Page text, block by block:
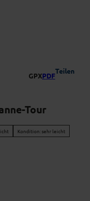
GPXPDF
Teilen
Tour
Kondition: sehr leicht